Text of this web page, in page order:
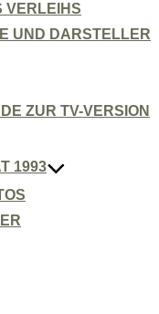
VERLEIHS
UND DARSTELLER
ZUR TV-VERSION
1993